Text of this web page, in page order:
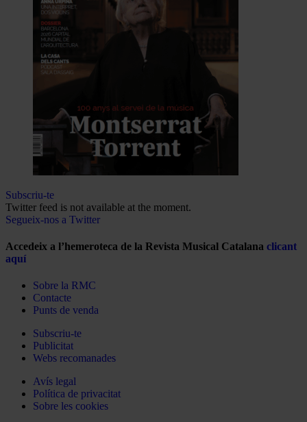
Subscriu-te
Twitter feed is not available at the moment.
Segueix-nos a Twitter
Accedeix a l’hemeroteca de la Revista Musical Catalana clicant
aquí
Sobre la RMC
Contacte
Punts de venda
Subscriu-te
Publicitat
Webs recomanades
Avís legal
Política de privacitat
Sobre les cookies